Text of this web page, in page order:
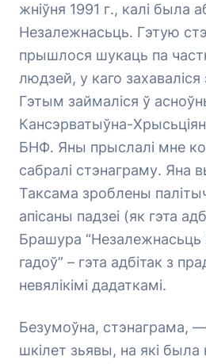
жніўня 1991 г., калі была
Незалежнасьць. Гэтую
прышлося шукаць па
людзей, у каго
Гэтым займаліся ў
Кансэрватыўна-
БНФ. Яны прыслалі мне
сабралі стэнаграму. Яна
Таксама зроблены
апісаны падзеі (як гэта
Брашура “Незалежнасьць
гадоў” – гэта адбітак з
невялікімі дадаткамі.
Безумоўна, стэнаграма, —
шкілет зьявы, на які